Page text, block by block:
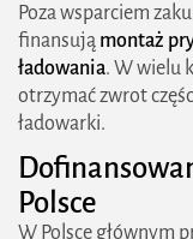
Poza wsparciem
finansują montaż
ładowania. W wielu
otrzymać zwrot
ładowarki.
Polsce
W Polsce głównym